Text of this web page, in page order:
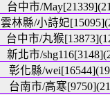
台中市/
雲林縣/小詩妃
台中市/丸猴
新北市/
彰化縣/
台南市/高寒